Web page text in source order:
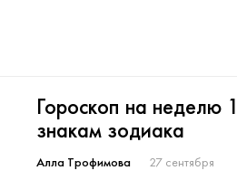
Гороскоп на неделю
знакам зодиака
Алла Трофимова 27 сентября